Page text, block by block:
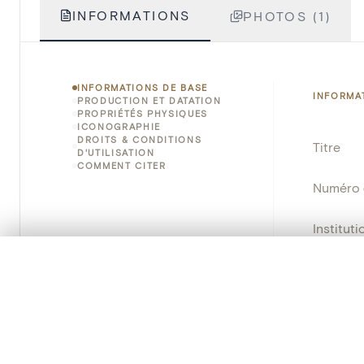
INFORMATIONS PHOTOS (1)
INFORMATIONS DE BASE
PRODUCTION ET DATATION
PROPRIÉTÉS PHYSIQUES
ICONOGRAPHIE
DROITS & CONDITIONS
D'UTILISATION
COMMENT CITER
Titre